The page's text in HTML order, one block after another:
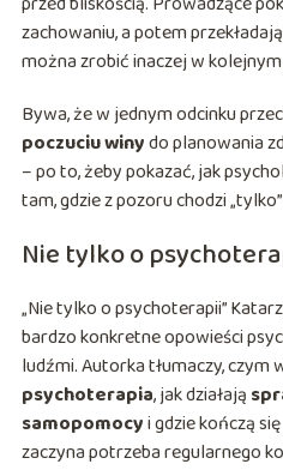
zachowaniu, a potem
można zrobić inaczej w
Bywa, że w jednym odcinku
poczuciu winydo planowania
– po to, żeby pokazać, jak
tam, gdzie z pozoru chodzi
Nie tylko o
„Nie tylko o psychoterapii”
bardzo konkretne opowieści
ludźmi. Autorka tłumaczy, czym
psychoterapia, jak działają
samopomocyi gdzie kończą
zaczyna potrzeba regularnego